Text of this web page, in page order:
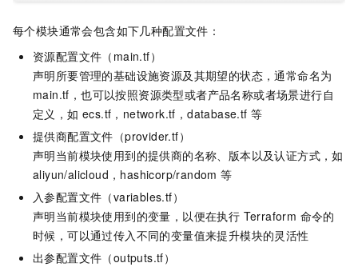
每个模块通常会包含如下几种配置文件：
资源配置文件（main.tf）
声明所要管理的基础设施资源及其期望的状态，通常命名为
main.tf，也可以按照资源类型或者产品名称或者场景进行自
定义，如 ecs.tf，network.tf，database.tf 等
提供商配置文件（provider.tf）
声明当前模块使用到的提供商的名称、版本以及认证方式，如
aliyun/alicloud，hashicorp/random 等
入参配置文件（variables.tf）
声明当前模块使用到的变量，以便在执行 Terraform 命令的
时候，可以通过传入不同的变量值来提升模块的灵活性
出参配置文件（outputs.tf）